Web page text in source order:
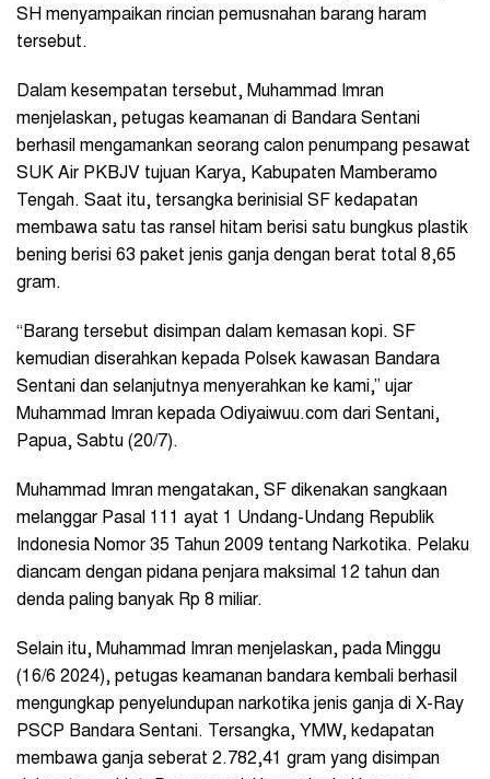
SH menyampaikan rincian pemusnahan barang haram
tersebut.
Dalam kesempatan tersebut, Muhammad Imran
menjelaskan, petugas keamanan di Bandara Sentani
berhasil mengamankan seorang calon penumpang pesawat
SUK Air PKBJV tujuan Karya, Kabupaten Mamberamo
Tengah. Saat itu, tersangka berinisial SF kedapatan
membawa satu tas ransel hitam berisi satu bungkus plastik
bening berisi 63 paket jenis ganja dengan berat total 8,65
gram.
“Barang tersebut disimpan dalam kemasan kopi. SF
kemudian diserahkan kepada Polsek kawasan Bandara
Sentani dan selanjutnya menyerahkan ke kami,” ujar
Muhammad Imran kepada Odiyaiwuu.com dari Sentani,
Papua, Sabtu (20/7).
Muhammad Imran mengatakan, SF dikenakan sangkaan
melanggar Pasal 111 ayat 1 Undang-Undang Republik
Indonesia Nomor 35 Tahun 2009 tentang Narkotika. Pelaku
diancam dengan pidana penjara maksimal 12 tahun dan
denda paling banyak Rp 8 miliar.
Selain itu, Muhammad Imran menjelaskan, pada Minggu
(16/6 2024), petugas keamanan bandara kembali berhasil
mengungkap penyelundupan narkotika jenis ganja di X-Ray
PSCP Bandara Sentani. Tersangka, YMW, kedapatan
membawa ganja seberat 2.782,41 gram yang disimpan